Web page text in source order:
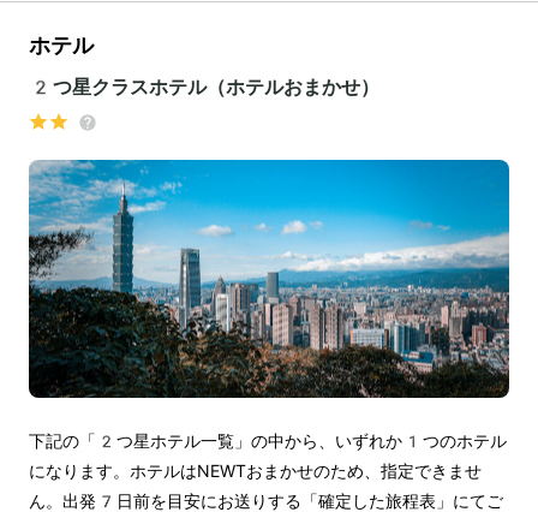
ホテル
2つ星クラスホテル（ホテルおまかせ）
下記の「2つ星ホテル一覧」の中から、いずれか1つのホテル
になります。ホテルはNEWTおまかせのため、指定できませ
ん。出発7日前を目安にお送りする「確定した旅程表」にてご